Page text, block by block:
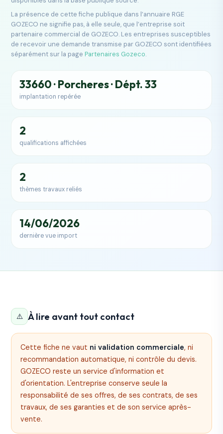
La présence de cette fiche publique dans l’annuaire RGE
GOZECO ne signifie pas, à elle seule, que l’entreprise soit
partenaire commercial de GOZECO. Les entreprises susceptibles
de recevoir une demande transmise par GOZECO sont identifiées
séparément sur la pagePartenaires Gozeco.
33660 · Porcheres · Dépt. 33
implantation repérée
2
qualifications affichées
2
thèmes travaux reliés
14/06/2026
dernière vue import
⚠️ À lire avant tout contact
Cette fiche ne vaut ni validation commerciale, ni
recommandation automatique, ni contrôle du devis.
GOZECO reste un service d'information et
d'orientation. L'entreprise conserve seule la
responsabilité de ses offres, de ses contrats, de ses
travaux, de ses garanties et de son service après-
vente.